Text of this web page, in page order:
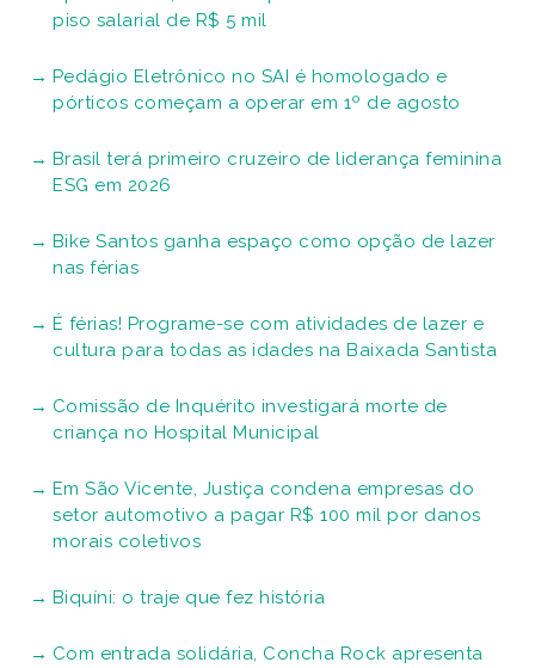
piso salarial de R$ 5 mil
Pedágio Eletrônico no SAI é homologado e
pórticos começam a operar em 1º de agosto
Brasil terá primeiro cruzeiro de liderança feminina
ESG em 2026
Bike Santos ganha espaço como opção de lazer
nas férias
É férias! Programe-se com atividades de lazer e
cultura para todas as idades na Baixada Santista
Comissão de Inquérito investigará morte de
criança no Hospital Municipal
Em São Vicente, Justiça condena empresas do
setor automotivo a pagar R$ 100 mil por danos
morais coletivos
Biquíni: o traje que fez história
Com entrada solidária, Concha Rock apresenta